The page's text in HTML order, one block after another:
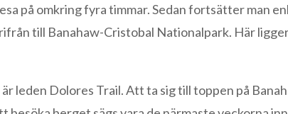
på omkring fyra timmar. Sedan fortsätter man
till Banahaw-Cristobal Nationalpark. Här
leden Dolores Trail. Att ta sig till toppen på